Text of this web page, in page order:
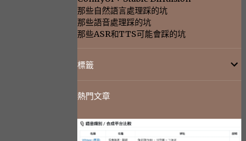
那些自然語言處理踩的坑
那些語音處理踩的坑
那些ASR和TTS可能會踩的坑
標籤
熱門文章